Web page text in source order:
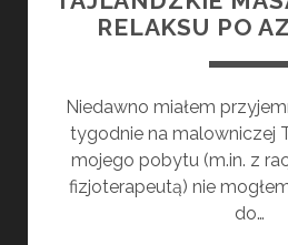
RELAKSU PO
Niedawno miałem
tygodnie na malowniczej
mojego pobytu (m.in. z
fizjoterapeutą) nie
do…